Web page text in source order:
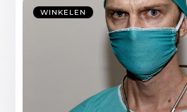
WINKELEN